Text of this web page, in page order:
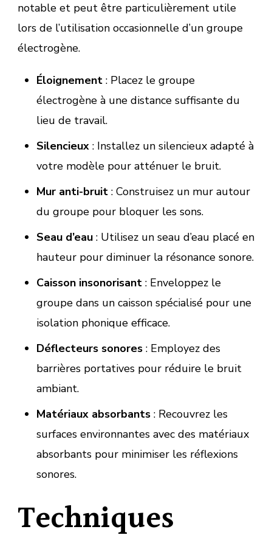
notable et peut être particulièrement utile
lors de l’utilisation occasionnelle d’un groupe
électrogène.
Éloignement: Placez le groupe
électrogène à une distance suffisante du
lieu de travail.
Silencieux: Installez un silencieux adapté à
votre modèle pour atténuer le bruit.
Mur anti-bruit: Construisez un mur autour
du groupe pour bloquer les sons.
Seau d’eau: Utilisez un seau d’eau placé en
hauteur pour diminuer la résonance sonore.
Caisson insonorisant: Enveloppez le
groupe dans un caisson spécialisé pour une
isolation phonique efficace.
Déflecteurs sonores: Employez des
barrières portatives pour réduire le bruit
ambiant.
Matériaux absorbants: Recouvrez les
surfaces environnantes avec des matériaux
absorbants pour minimiser les réflexions
sonores.
Techniques